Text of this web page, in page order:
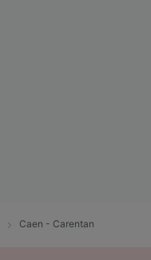
Caen - Carentan